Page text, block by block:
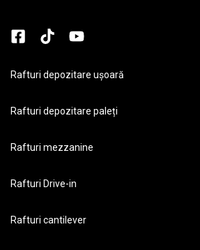
Rafturi depozitare ușoară
Rafturi depozitare paleți
Rafturi mezzanine
Rafturi Drive-in
Rafturi cantilever